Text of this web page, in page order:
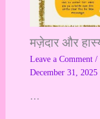
मज़ेदार और
Leave a Comment /
December 31, 2025
…